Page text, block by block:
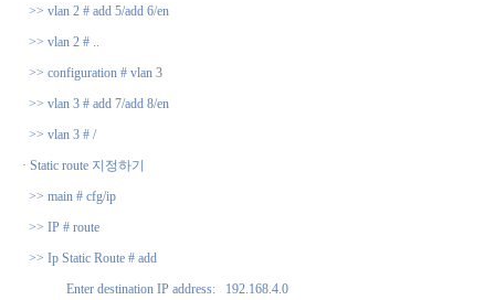
>> vlan 2 # add 5/add 6/en
>> vlan 2 # ..
>> configuration # vlan 3
>> vlan 3 # add 7/add 8/en
>> vlan 3 # /
· Static route 지정하기
>> main # cfg/ip
>> IP # route
>> Ip Static Route # add
Enter destination IP address:
192.168.4.0